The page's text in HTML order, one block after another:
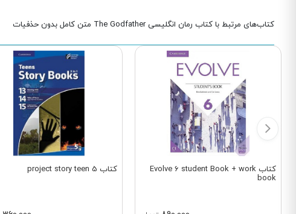
کتاب‌های مرتبط با کتاب رمان انگلیسی The Godfather متن کامل بدون حذفیات
کتاب Evolve 6 student Book + work
book
کتاب project story teen 5